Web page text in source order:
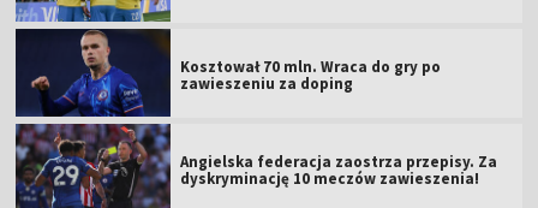
Kosztował 70 mln. Wraca do gry po
zawieszeniu za doping
Angielska federacja zaostrza przepisy. Za
dyskryminację 10 meczów zawieszenia!